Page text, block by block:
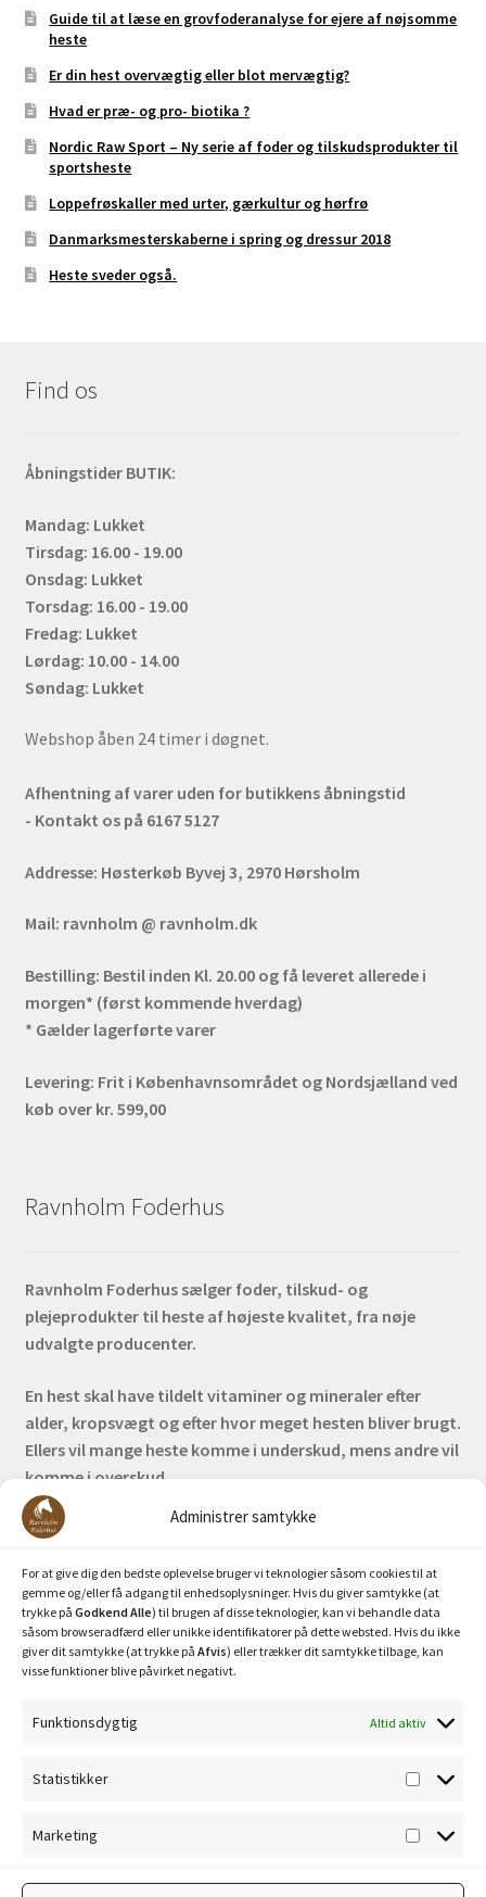
Administrer samtykke
For at give dig den bedste oplevelse bruger vi teknologier såsom cookies til at
gemme og/eller få adgang til enhedsoplysninger. Hvis du giver samtykke (at
trykke på Godkend Alle) til brugen af disse teknologier, kan vi behandle data
såsom browseradfærd eller unikke identifikatorer på dette websted. Hvis du ikke
giver dit samtykke (at trykke på Afvis) eller trækker dit samtykke tilbage, kan
visse funktioner blive påvirket negativt.
Funktionsdygtig Altid aktiv
Statistikker
Marketing
Guide til at læse en grovfoderanalyse for ejere af nøjsomme
heste
Er din hest overvægtig eller blot mervægtig?
Hvad er præ- og pro- biotika ?
Nordic Raw Sport – Ny serie af foder og tilskudsprodukter til
sportsheste
Loppefrøskaller med urter, gærkultur og hørfrø
Danmarksmesterskaberne i spring og dressur 2018
Heste sveder også.
Find os
Åbningstider BUTIK:
Mandag: Lukket
Tirsdag: 16.00 - 19.00
Onsdag: Lukket
Torsdag: 16.00 - 19.00
Fredag: Lukket
Lørdag: 10.00 - 14.00
Søndag: Lukket
Webshop åben 24 timer i døgnet.
Afhentning af varer uden for butikkens åbningstid
- Kontakt os på 6167 5127
Addresse: Høsterkøb Byvej 3, 2970 Hørsholm
Mail: ravnholm @ ravnholm.dk
Bestilling: Bestil inden Kl. 20.00 og få leveret allerede i
morgen* (først kommende hverdag)
* Gælder lagerførte varer
Levering: Frit i Københavnsområdet og Nordsjælland ved
køb over kr. 599,00
Ravnholm Foderhus
Ravnholm Foderhus sælger foder, tilskud- og
plejeprodukter til heste af højeste kvalitet, fra nøje
udvalgte producenter.
En hest skal have tildelt vitaminer og mineraler efter
alder, kropsvægt og efter hvor meget hesten bliver brugt.
Ellers vil mange heste komme i underskud, mens andre vil
komme i overskud.
Bank: Nordea / Reg: 2413 Konto nr. 6285 704 772
Privatlivspolitik